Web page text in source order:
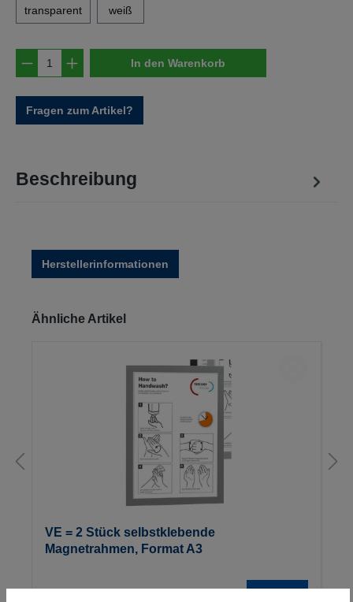
transparent weiß
Produkt Anzahl: Gib den gewünschten
In den Warenkorb
Fragen zum Artikel?
Beschreibung
Herstellerinformationen
Produktgalerie überspringen
Ähnliche Artikel
VE = 2 Stück selbstklebende
Magnetrahmen, Format A3